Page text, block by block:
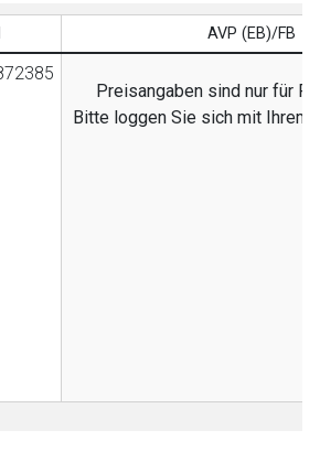
AVP (EB)/FB
Preisangaben sind nur für
Bitte loggen Sie sich mit Ihrem